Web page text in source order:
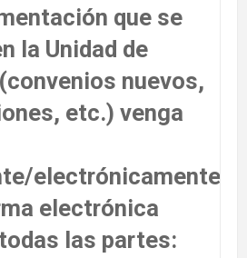
que se
la Unidad de
nuevos,
etc.) venga
electrónicamente
electrónica
las partes: